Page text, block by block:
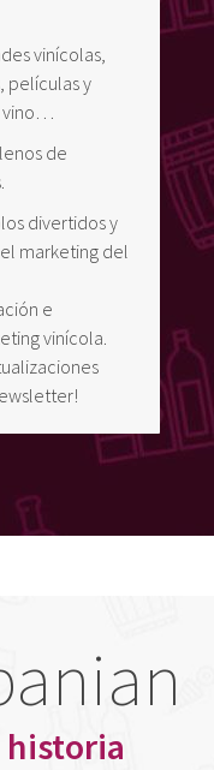
vinícolas,
películas y
vino…
de
divertidos y
marketing del
e
vinícola.
historia